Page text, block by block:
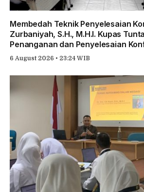
Membedah Teknik Penyelesaian
Zurbaniyah, S.H., M.H.I. Kupas
Penanganan dan Penyelesaian
6 August 2026 • 23:24 WIB